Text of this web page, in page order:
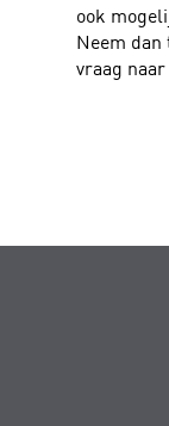
ook
Neem dan
vraag